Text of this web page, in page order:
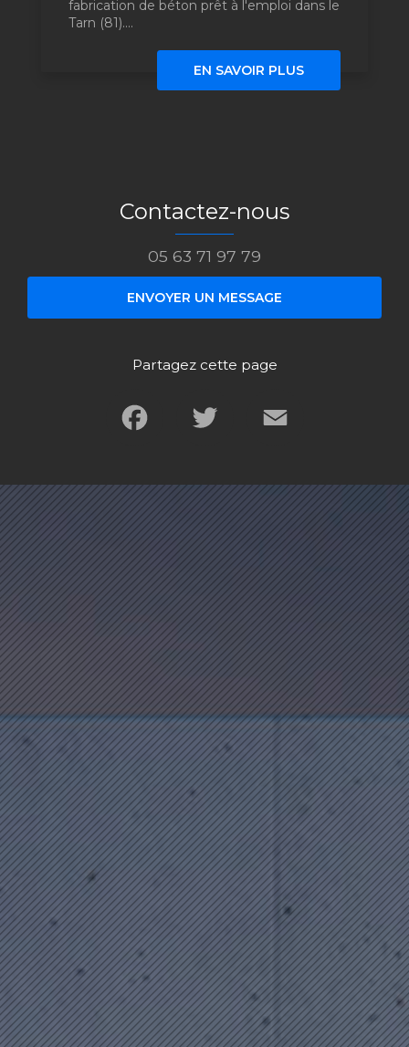
fabrication de béton prêt à l'emploi dans le
Tarn (81)....
EN SAVOIR PLUS
Contactez-nous
05 63 71 97 79
ENVOYER UN MESSAGE
Partagez cette page